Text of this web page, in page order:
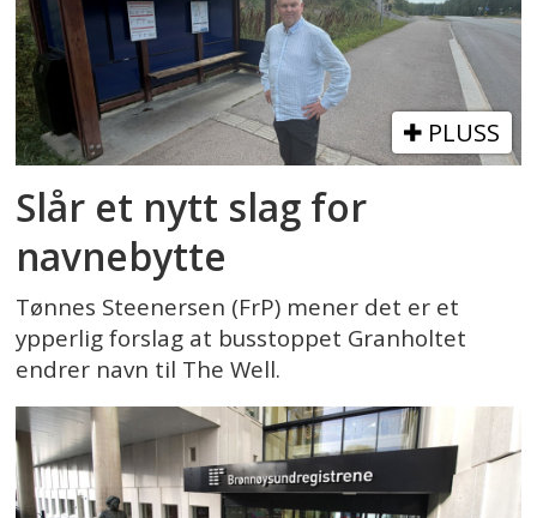
PLUSS
Slår et nytt slag for
navnebytte
Tønnes Steenersen (FrP) mener det er et
ypperlig forslag at busstoppet Granholtet
endrer navn til The Well.